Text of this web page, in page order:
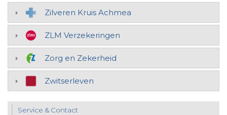
Zilveren Kruis Achmea
ZLM Verzekeringen
Zorg en Zekerheid
Zwitserleven
Service & Contact